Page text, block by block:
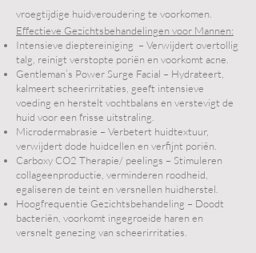
vroegtijdige huidveroudering te voorkomen.
Effectieve Gezichtsbehandelingen voor Mannen:
Intensieve dieptereiniging – Verwijdert overtollig
talg, reinigt verstopte poriën en voorkomt acne.
Gentleman’s Power Surge Facial – Hydrateert,
kalmeert scheerirritaties, geeft intensieve
voeding en herstelt vochtbalans en verstevigt de
huid voor een frisse uitstraling.
Microdermabrasie – Verbetert huidtextuur,
verwijdert dode huidcellen en verfijnt poriën.
Carboxy CO2 Therapie/ peelings – Stimuleren
collageenproductie, verminderen roodheid,
egaliseren de teint en versnellen huidherstel.
Hoogfrequentie Gezichtsbehandeling – Doodt
bacteriën, voorkomt ingegroeide haren en
versnelt genezing van scheerirritaties.